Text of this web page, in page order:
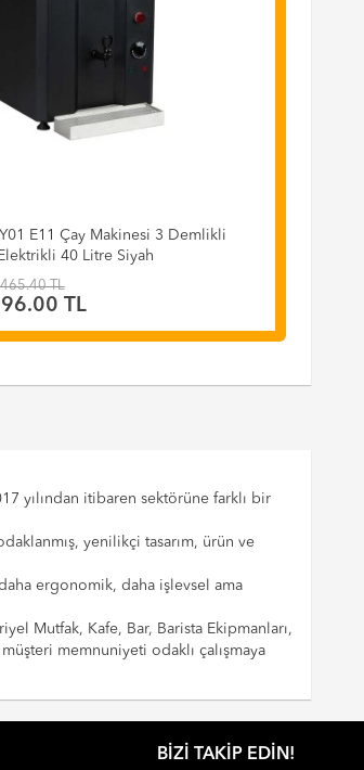
E11 Çay Makinesi 3 Demlikli
Elektrikli 40 Litre Siyah
TL
TL
yılından itibaren sektörüne farklı bir
yenilikçi tasarım, ürün ve
ergonomik, daha işlevsel ama
Mutfak, Kafe, Bar, Barista Ekipmanları,
memnuniyeti odaklı çalışmaya
BIZI TAKIP EDIN!